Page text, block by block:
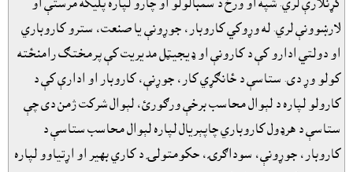
کړنلارې لري. شپه او ورځ د سمبالولو او چارو لپاره پليکه مرستې او
لارښوونې لري. له وړوکي کاروبار، جوړونې يا صنعت، سترو کاروباري
او دولتي ادارو کې د کارونې او ډيجيټل مديريت کې پرمختګ رامنځته
کولو وړ دى. ستاسې د ځانګړي کار، جوړنې، کاروبار او ادارې کې د
کارولو لپاره د لېوال محاسب برخې ورګورئ، لېوال شرکت ژمن دى چې
ستاسې د هرډول کاروباري چاپېريال لپاره لېوال محاسب ستاسې د
کاروبار، جوړونې، سوداګرۍ، حکومتولۍ د کاري بهير او اړتياوو لپاره